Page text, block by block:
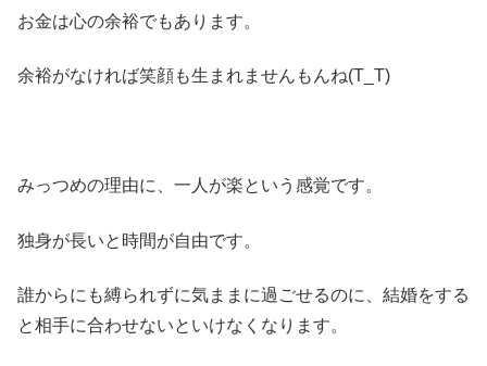
お金は心の余裕でもあります。
余裕がなければ笑顔も生まれませんもんね(T_T)
みっつめの理由に、一人が楽という感覚です。
独身が長いと時間が自由です。
誰からにも縛られずに気ままに過ごせるのに、結婚をする
と相手に合わせないといけなくなります。